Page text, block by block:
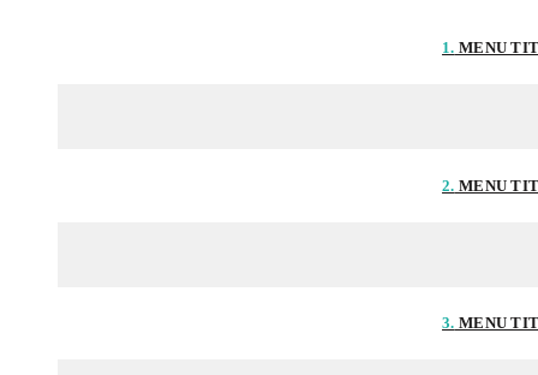
1. MENU
2. MENU
3. MENU